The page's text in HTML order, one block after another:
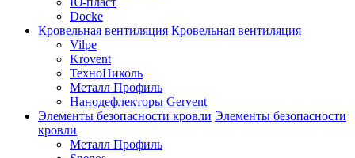
Docke
Кровельная вентиляция Кровельная вентиляция
Vilpe
Krovent
ТехноНиколь
Металл Профиль
Нанодефлекторы Gervent
Элементы безопасности кровли Элементы безопасности
кровли
Металл Профиль